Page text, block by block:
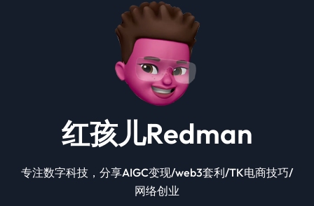
红孩儿Redman
专注数字科技，分享AIGC变现/web3套利/TK电商技巧/
网络创业